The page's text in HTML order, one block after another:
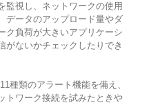
監視し、ネットワークの使用
データのアップロード量やダ
ク負荷が大きいアプリケーシ
がないかチェックしたりでき
種類のアラート機能を備え、
トワーク接続を試みたときや